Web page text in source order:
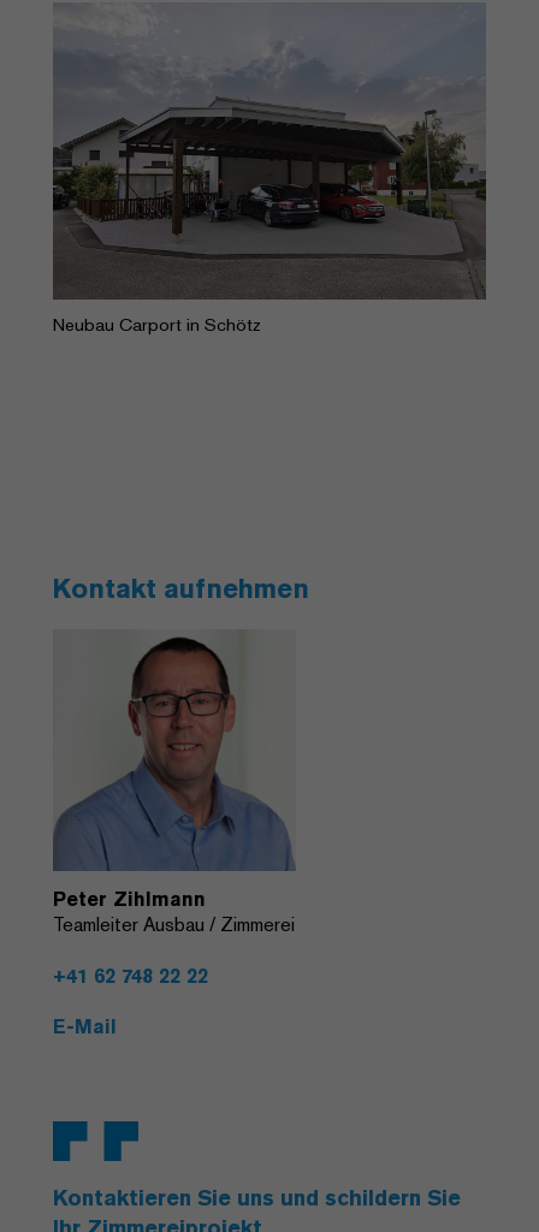
Neubau Carport in Schötz
Kontakt aufnehmen
Peter Zihlmann
Teamleiter Ausbau / Zimmerei
+41 62 748 22 22
E-Mail
Kontaktieren Sie uns und schildern Sie